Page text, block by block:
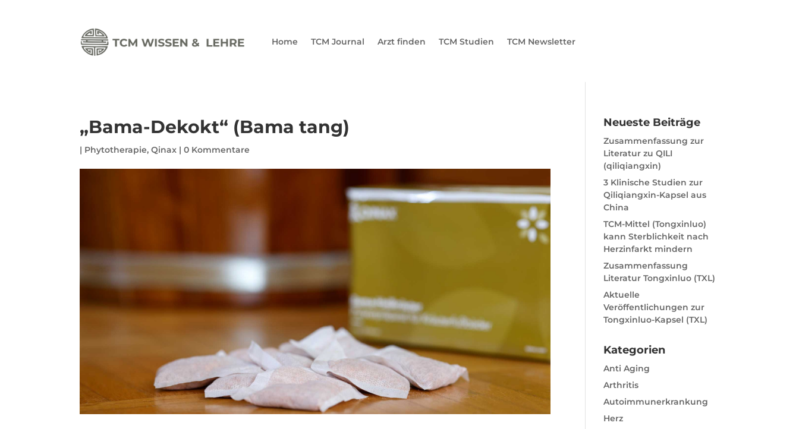
Home TCM Journal Arzt finden TCM Studien TCM Newsletter
„Bama-Dekokt“ (Bama tang)
| Phytotherapie,Qinax |0 Kommentare
Neueste Beiträge
Zusammenfassung zur
Literatur zu QILI
(qiliqiangxin)
3 Klinische Studien zur
Qiliqiangxin-Kapsel aus
China
TCM-Mittel (Tongxinluo)
kann Sterblichkeit nach
Herzinfarkt mindern
Zusammenfassung
Literatur Tongxinluo (TXL)
Aktuelle
Veröffentlichungen zur
Tongxinluo-Kapsel (TXL)
Kategorien
Anti Aging
Arthritis
Autoimmunerkrankung
Herz